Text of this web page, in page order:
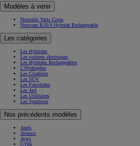
Modèles à venir
Nouvelle Yaris Cross
Nouveau RAV4 Hybride Rechargeable
Les catégories
Les Hybrides
Les voitures électriques
Les Hybrides Rechargeables
L'Hydrogène
Les Citadines
Les SUV
Les Familiales
Les 4x4
Les Utilitaires
Les Sportives
Nos précédents modèles
Auris
Avensis
Aygo
GT86